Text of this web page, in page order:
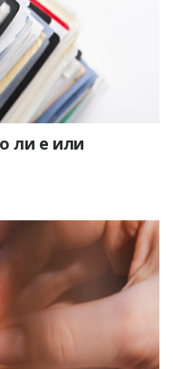
ли е или